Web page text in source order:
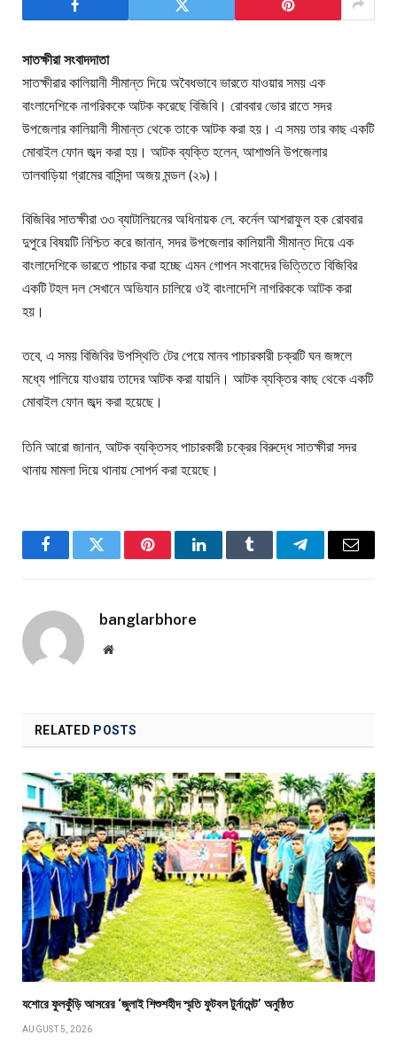
সাতক্ষীরা সংবাদদাতা
সাতক্ষীরার কালিয়ানী সীমান্ত দিয়ে অবৈধভাবে ভারতে যাওয়ার সময় এক
বাংলাদেশিকে নাগরিককে আটক করেছে বিজিবি। রোববার ভোর রাতে সদর
উপজেলার কালিয়ানী সীমান্ত থেকে তাকে আটক করা হয়। এ সময় তার কাছ একটি
মোবাইল ফোন জব্দ করা হয়। আটক ব্যক্তি হলেন, আশাশুনি উপজেলার
তালবাড়িয়া গ্রামের বাসিন্দা অজয় মন্ডল (২৯)।
বিজিবির সাতক্ষীরা ৩৩ ব্যাটালিয়নের অধিনায়ক লে. কর্নেল আশরাফুল হক রোববার
দুপুরে বিষয়টি নিশ্চিত করে জানান, সদর উপজেলার কালিয়ানী সীমান্ত দিয়ে এক
বাংলাদেশিকে ভারতে পাচার করা হচ্ছে এমন গোপন সংবাদের ভিত্তিতে বিজিবির
একটি টহল দল সেখানে অভিযান চালিয়ে ওই বাংলাদেশি নাগরিককে আটক করা
হয়।
তবে, এ সময় বিজিবির উপস্থিতি টের পেয়ে মানব পাচারকারী চক্রটি ঘন জঙ্গলে
মধ্যে পালিয়ে যাওয়ায় তাদের আটক করা যায়নি। আটক ব্যক্তির কাছ থেকে একটি
মোবাইল ফোন জব্দ করা হয়েছে।
তিনি আরো জানান, আটক ব্যক্তিসহ পাচারকারী চক্রের বিরুদ্ধে সাতক্ষীরা সদর
থানায় মামলা দিয়ে থানায় সোপর্দ করা হয়েছে।
FacebookTwitter PinterestLinkedInTumblr TelegramEmail
banglarbhore
Website
RELATED POSTS
যশোরে ফুলকুঁড়ি আসরের ‘জুলাই শিশুশহীদ স্মৃতি ফুটবল টুর্নামেন্ট’ অনুষ্ঠিত
AUGUST 5, 2026